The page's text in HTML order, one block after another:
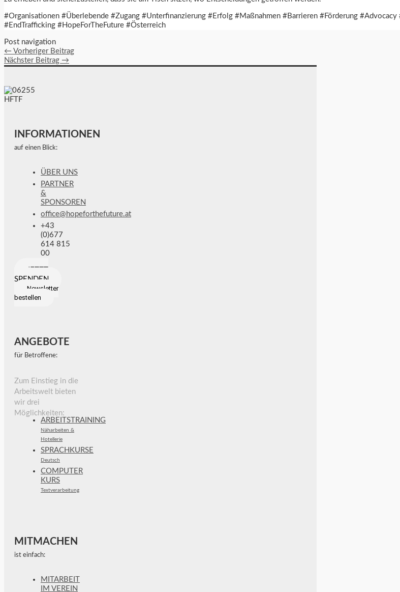
#Organisationen #Überlebende #Zugang #Unterfinanzierung #Erfolg #Maßnahmen #Barrieren #Förderung
#EndTrafficking #HopeForTheFuture #Österreich
Post navigation
← Vorheriger Beitrag
Nächster Beitrag →
INFORMATIONEN
auf einen Blick:
ÜBER UNS
PARTNER
&
SPONSOREN
office@hopeforthefuture.at
+43
(0)677
614 815
00
JETZT
SPENDEN
Newsletter
bestellen
ANGEBOTE
für Betroffene:
Zum Einstieg in die
Arbeitswelt bieten
wir drei
Möglichkeiten:
ARBEITSTRAINING
Näharbeiten &
Hotellerie
SPRACHKURSE
Deutsch
COMPUTER
KURS
Textverarbeitung
MITMACHEN
ist einfach:
MITARBEIT
IM VEREIN